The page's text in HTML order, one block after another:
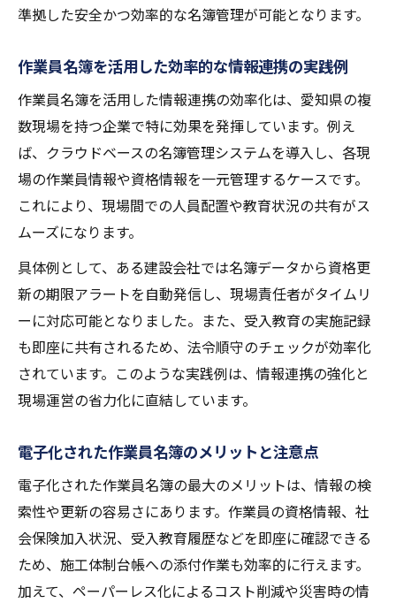
準拠した安全かつ効率的な名簿管理が可能となります。
作業員名簿を活用した効率的な情報連携の実践例
作業員名簿を活用した情報連携の効率化は、愛知県の複
数現場を持つ企業で特に効果を発揮しています。例え
ば、クラウドベースの名簿管理システムを導入し、各現
場の作業員情報や資格情報を一元管理するケースです。
これにより、現場間での人員配置や教育状況の共有がス
ムーズになります。
具体例として、ある建設会社では名簿データから資格更
新の期限アラートを自動発信し、現場責任者がタイムリ
ーに対応可能となりました。また、受入教育の実施記録
も即座に共有されるため、法令順守のチェックが効率化
されています。このような実践例は、情報連携の強化と
現場運営の省力化に直結しています。
電子化された作業員名簿のメリットと注意点
電子化された作業員名簿の最大のメリットは、情報の検
索性や更新の容易さにあります。作業員の資格情報、社
会保険加入状況、受入教育履歴などを即座に確認できる
ため、施工体制台帳への添付作業も効率的に行えます。
加えて、ペーパーレス化によるコスト削減や災害時の情